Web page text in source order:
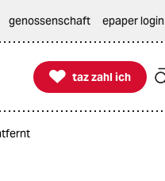
genossenschaft epaper login

taz zahl ich
taz zahl ich